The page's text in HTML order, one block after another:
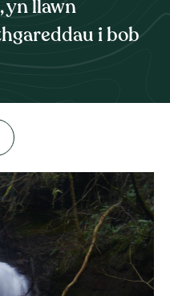
yn llawn
i bob